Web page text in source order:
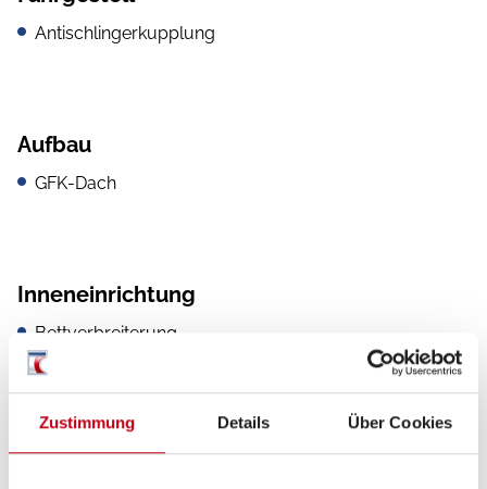
Zustimmung Details Über Cookies
Antischlingerkupplung
Aufbau
GFK-Dach
Inneneinrichtung
Bettverbreiterung